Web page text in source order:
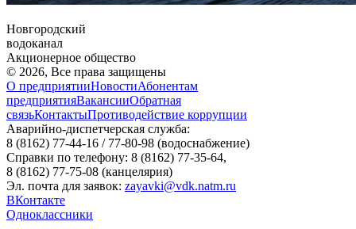
Новгородский
водоканал
Акционерное общество
© 2026, Все права защищены
О предприятииНовостиАбонентам
предприятияВакансииОбратная
связьКонтактыПротиводействие коррупции
Аварийно-диспетчерская служба:
8 (8162) 77-44-16 / 77-80-98 (водоснабжение)
Справки по телефону: 8 (8162) 77-35-64,
8 (8162) 77-75-08 (канцелярия)
Эл. почта для заявок: zayavki@vdk.natm.ru
ВКонтакте
Одноклассники